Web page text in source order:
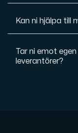
Kan ni hjälpa till
Tar ni emot
leverantörer?